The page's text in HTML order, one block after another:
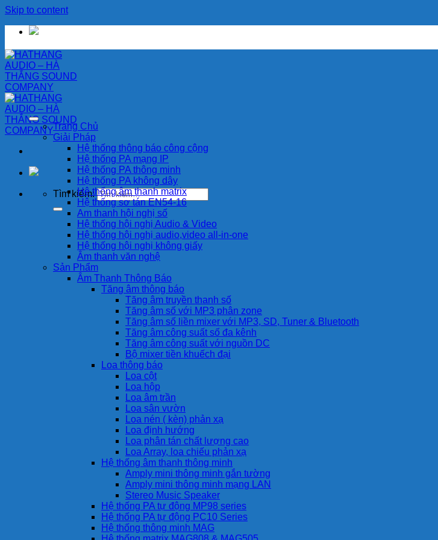
Skip to content
Tìm kiếm:
Trang Chủ
Giải Pháp
Hệ thống thông báo công cộng
Hệ thống PA mạng IP
Hệ thống PA thông minh
Hệ thống PA không dây
Hệ thống âm thanh matrix
Hệ thống sơ tán EN54-16
Am thanh hội nghị số
Hệ thống hội nghị Audio & Video
Hệ thống hội nghị audio,video all-in-one
Hệ thống hội nghị không giấy
Âm thanh văn nghệ
Sản Phẩm
Âm Thanh Thông Báo
Tăng âm thông báo
Tăng âm truyền thanh số
Tăng âm số với MP3 phân zone
Tăng âm số liền mixer với MP3, SD, Tuner & Bluetooth
Tăng âm công suất số đa kênh
Tăng âm công suất với nguồn DC
Bộ mixer tiền khuếch đại
Loa thông báo
Loa cột
Loa hộp
Loa âm trần
Loa sân vườn
Loa nén ( kèn) phản xạ
Loa định hướng
Loa phân tán chất lượng cao
Loa Array, loa chiếu phản xạ
Hệ thống âm thanh thông minh
Amply mini thông minh gắn tường
Amply mini thông minh mạng LAN
Stereo Music Speaker
Hệ thống PA tự động MP98 series
Hệ thống PA tự động PC10 Series
Hệ thống thông minh MAG